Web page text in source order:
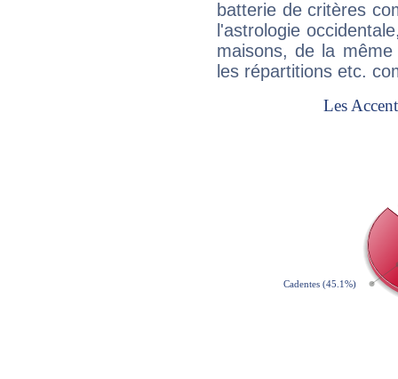
batterie de critères
l'astrologie
maisons, de la
les répartitions etc.